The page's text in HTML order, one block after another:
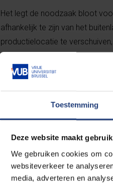
Toestemming
Deze website maakt
We gebruiken cookies om
websiteverkeer te
media, adverteren en
Het legt de noodzaak bloot
afhankelijk te zijn van het
productielocatie te
beperkt.
Twee producenten